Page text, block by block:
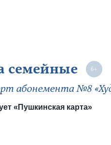
семейные
абонемента №8
«Пушкинская карта»